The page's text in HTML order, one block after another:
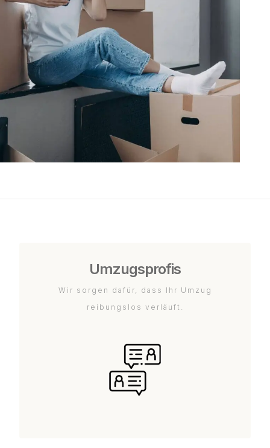
Umzugsprofis
Wir sorgen dafür, dass Ihr Umzug
reibungslos verläuft.